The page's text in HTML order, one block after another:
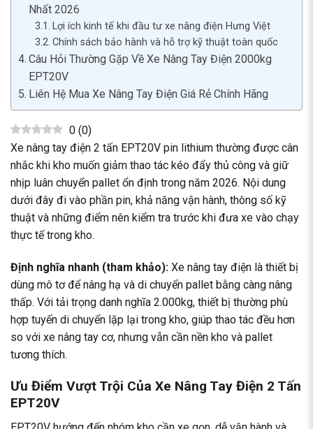
Nhất 2026
Lợi ích kinh tế khi đầu tư xe nâng điện Hưng Việt
Chính sách bảo hành và hỗ trợ kỹ thuật toàn quốc
Câu Hỏi Thường Gặp Về Xe Nâng Tay Điện 2000kg
EPT20V
Liên Hệ Mua Xe Nâng Tay Điện Giá Rẻ Chính Hãng
0 (0)
Xe nâng tay điện 2 tấn EPT20V pin lithium thường được cân
nhắc khi kho muốn giảm thao tác kéo đẩy thủ công và giữ
nhịp luân chuyển pallet ổn định trong năm 2026. Nội dung
dưới đây đi vào phần pin, khả năng vận hành, thông số kỹ
thuật và những điểm nên kiểm tra trước khi đưa xe vào chạy
thực tế trong kho.
Định nghĩa nhanh (tham khảo): Xe nâng tay điện là thiết bị
dùng mô tơ để nâng hạ và di chuyển pallet bằng càng nâng
thấp. Với tải trọng danh nghĩa 2.000kg, thiết bị thường phù
hợp tuyến di chuyển lặp lại trong kho, giúp thao tác đều hơn
so với xe nâng tay cơ, nhưng vẫn cần nền kho và pallet
tương thích.
Ưu Điểm Vượt Trội Của Xe Nâng Tay Điện 2 Tấn
EPT20V